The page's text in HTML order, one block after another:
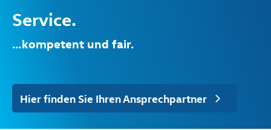
Service.
…kompetent und fair.
Hier finden Sie Ihren Ansprechpartner